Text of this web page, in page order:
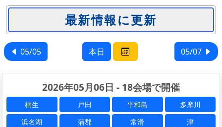
05/05 本日 05/07
2026年05月06日 - 18会場で開催
桐生 戸田 平和島
多摩川
浜名湖
蒲郡 常滑
津